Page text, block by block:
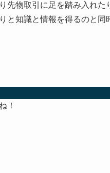
先物取引に足を踏み入れ
と知識と情報を得るのと
！